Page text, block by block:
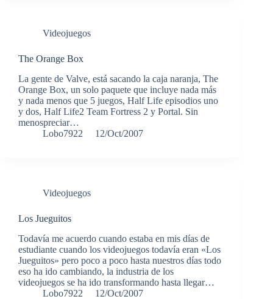
Videojuegos
The Orange Box
La gente de Valve, está sacando la caja naranja, The
Orange Box, un solo paquete que incluye nada más
y nada menos que 5 juegos, Half Life episodios uno
y dos, Half Life2 Team Fortress 2 y Portal. Sin
menospreciar…
Lobo7922
12/Oct/2007
Videojuegos
Los Jueguitos
Todavía me acuerdo cuando estaba en mis días de
estudiante cuando los videojuegos todavía eran «Los
Jueguitos» pero poco a poco hasta nuestros días todo
eso ha ido cambiando, la industria de los
videojuegos se ha ido transformando hasta llegar…
Lobo7922
12/Oct/2007